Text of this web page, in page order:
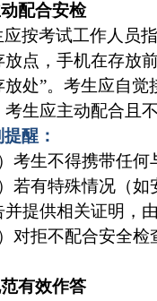
配合安检
应按考试工作人员
放点，手机在存放
放处”。考生应自
生应主动配合且
醒：
）考生不得携带任
）若有特殊情况（
提供相关证明，
）对拒不配合安全
有效作答